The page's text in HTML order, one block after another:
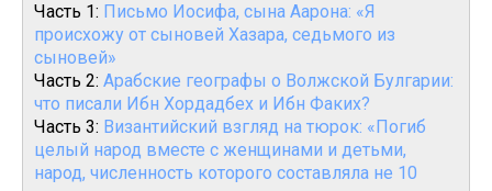
Часть 1: Письмо Иосифа, сына Аарона: «Я
происхожу от сыновей Хазара, седьмого из
сыновей»
Часть 2: Арабские географы о Волжской Булгарии:
что писали Ибн Хордадбех и Ибн Факих?
Часть 3: Византийский взгляд на тюрок: «Погиб
целый народ вместе с женщинами и детьми,
народ, численность которого составляла не 10